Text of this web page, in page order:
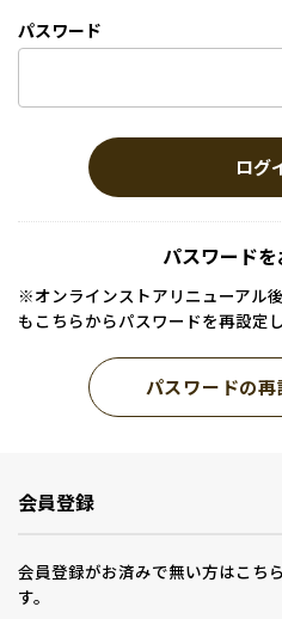
パスワード
ログ
パスワード
※オンラインストアリニューアル
もこちらからパスワードを再設定
パスワードの再
会員登録
会員登録がお済みで無い方はこち
す。